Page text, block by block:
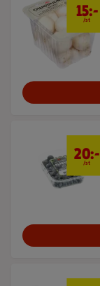
15:-
/st
20:-
/st